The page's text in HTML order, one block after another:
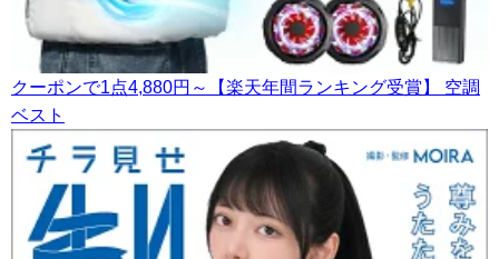
クーポンで1点4,880円～【楽天年間ランキング受賞】 空調
ベスト